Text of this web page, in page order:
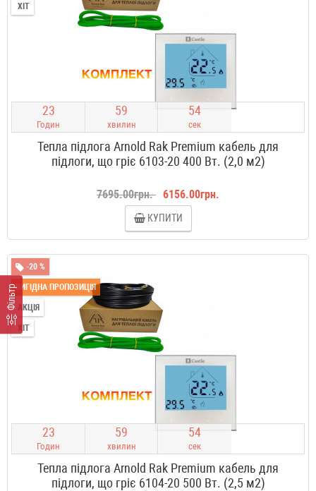
Фільтр
ХІТ
23
Годин
59
хвилин
53
сек
Тепла підлога Arnold Rak Premium кабель для
підлоги, що гріє 6103-20 400 Вт. (2,0 м2)
7695.00грн. 6156.00грн.
КУПИТИ
-20 %
ВИГІДНА ПРОПОЗИЦІЯ
АКЦІЯ
ХІТ
23
Годин
59
хвилин
53
сек
Тепла підлога Arnold Rak Premium кабель для
підлоги, що гріє 6104-20 500 Вт. (2,5 м2)